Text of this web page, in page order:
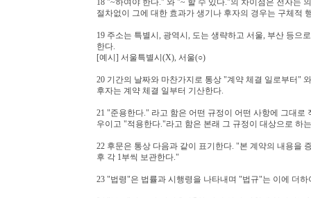
18 "~하여야 한다." 와 "~ 할 수 있다."의 차이점은 전자는
절차없이 그에 대한 효과가 생기나 후자의 경우는 구체적
19 주소는 특별시, 광역시, 도는 생략하고 서울, 부산 등으
한다.
[예시] 서울특별시(X), 서울(○)
20 기간의 날짜와 마찬가지로 통상 "계약 체결 일로부터"
후자는 계약 체결 일부터 기산한다.
21 "준용한다." 라고 함은 어떤 규정이 어떤 사항에 그대
우이고 "적용한다."라고 함은 본래 그 규정이 대상으로 하
22 후문은 통상 다음과 같이 표기한다. "본 계약의 내용을
후 각 1부씩 보관한다."
23 "법령"은 법률과 시행령을 나타내며 "법규"는 이에 더